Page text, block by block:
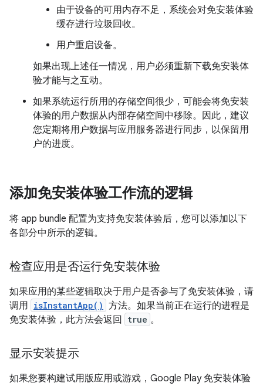
由于设备的可用内存不足，系统会对免安装体验
缓存进行垃圾回收。
用户重启设备。
如果出现上述任一情况，用户必须重新下载免安装体
验才能与之互动。
如果系统运行所用的存储空间很少，可能会将免安装
体验的用户数据从内部存储空间中移除。因此，建议
您定期将用户数据与应用服务器进行同步，以保留用
户的进度。
添加免安装体验工作流的逻辑
将 app bundle 配置为支持免安装体验后，您可以添加以下
各部分中所示的逻辑。
检查应用是否运行免安装体验
如果应用的某些逻辑取决于用户是否参与了免安装体验，请
调用 isInstantApp() 方法。如果当前正在运行的进程是
免安装体验，此方法会返回
true 。
显示安装提示
如果您要构建试用版应用或游戏，Google Play 免安装体验